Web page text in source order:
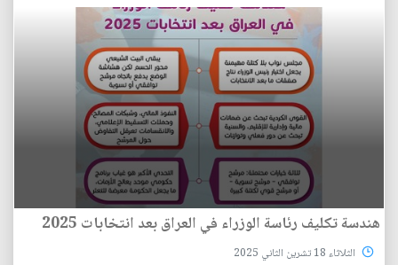
هندسة تكليف رئاسة الوزراء في العراق بعد انتخابات 2025
الثلاثاء 18 تشرين الثاني 2025